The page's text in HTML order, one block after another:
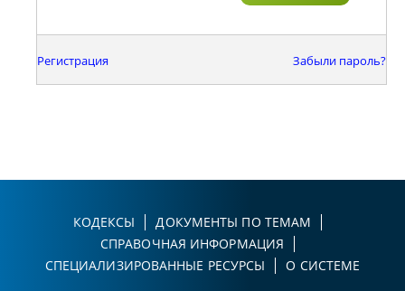
Регистрация Забыли пароль?
КОДЕКСЫ
ДОКУМЕНТЫ ПО ТЕМАМ
СПРАВОЧНАЯ ИНФОРМАЦИЯ
СПЕЦИАЛИЗИРОВАННЫЕ РЕСУРСЫ
О СИСТЕМЕ